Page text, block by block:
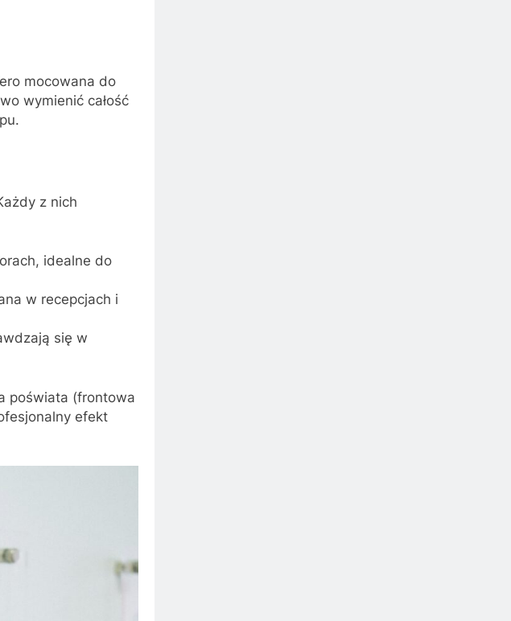
mocowana do
wymienić całość
z nich
idealne do
w recepcjach i
się w
poświata (frontowa
efekt